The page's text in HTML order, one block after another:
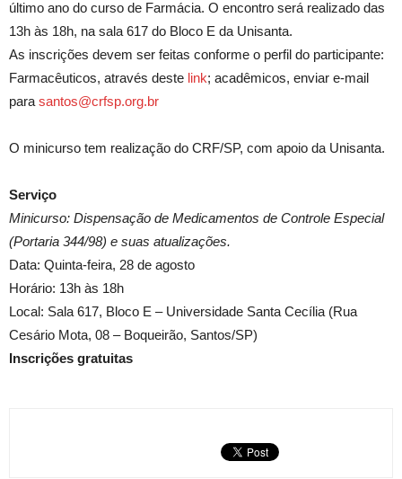
último ano do curso de Farmácia. O encontro será realizado das
13h às 18h, na sala 617 do Bloco E da Unisanta.
As inscrições devem ser feitas conforme o perfil do participante:
Farmacêuticos, através deste link; acadêmicos, enviar e-mail
para santos@crfsp.org.br
O minicurso tem realização do CRF/SP, com apoio da Unisanta.
Serviço
Minicurso: Dispensação de Medicamentos de Controle Especial
(Portaria 344/98) e suas atualizações.
Data: Quinta-feira, 28 de agosto
Horário: 13h às 18h
Local: Sala 617, Bloco E – Universidade Santa Cecília (Rua
Cesário Mota, 08 – Boqueirão, Santos/SP)
Inscrições gratuitas